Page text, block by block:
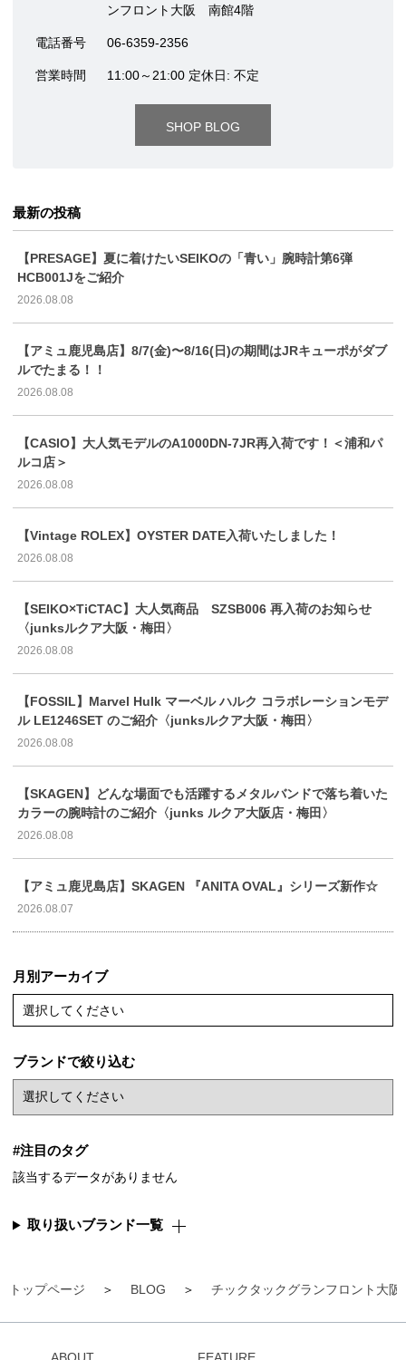
トップページ BLOG チックタックグランフロント大阪
ンフロント大阪 南館4階
電話番号 06-6359-2356
営業時間 11:00～21:00 定休日: 不定
SHOP BLOG
最新の投稿
【PRESAGE】夏に着けたいSEIKOの「青い」腕時計第6弾
HCB001Jをご紹介
2026.08.08
【アミュ鹿児島店】8/7(金)〜8/16(日)の期間はJRキューポがダブ
ルでたまる！！
2026.08.08
【CASIO】大人気モデルのA1000DN-7JR再入荷です！＜浦和パ
ルコ店＞
2026.08.08
【Vintage ROLEX】OYSTER DATE入荷いたしました！
2026.08.08
【SEIKO×TiCTAC】大人気商品 SZSB006 再入荷のお知らせ
〈junksルクア大阪・梅田〉
2026.08.08
【FOSSIL】Marvel Hulk マーベル ハルク コラボレーションモデ
ル LE1246SET のご紹介〈junksルクア大阪・梅田〉
2026.08.08
【SKAGEN】どんな場面でも活躍するメタルバンドで落ち着いた
カラーの腕時計のご紹介〈junks ルクア大阪店・梅田〉
2026.08.08
【アミュ鹿児島店】SKAGEN 『ANITA OVAL』シリーズ新作☆
2026.08.07
月別アーカイブ
選択してください
ブランドで絞り込む
#注目のタグ
該当するデータがありません
取り扱いブランド一覧